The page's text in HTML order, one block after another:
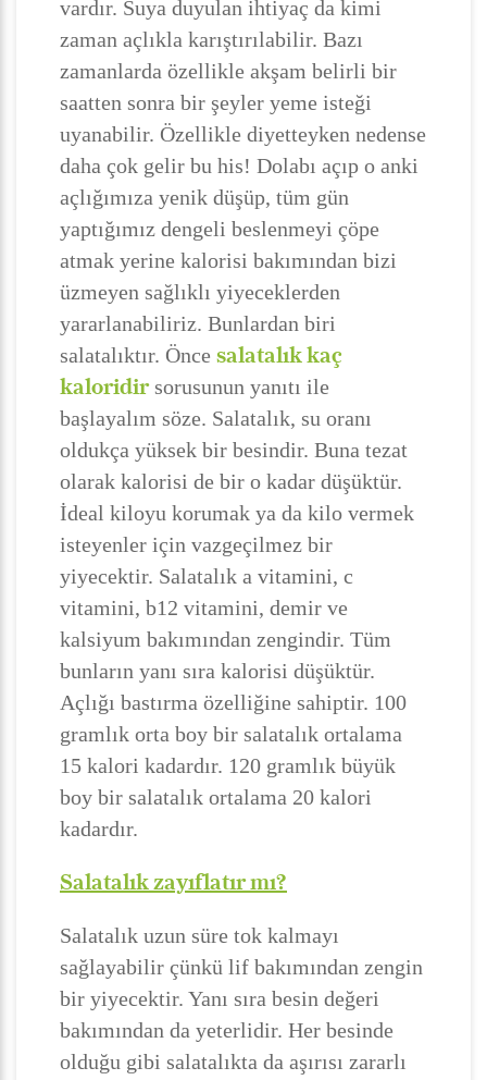
vardır. Suya duyulan ihtiyaç da kimi
zaman açlıkla karıştırılabilir. Bazı
zamanlarda özellikle akşam belirli bir
saatten sonra bir şeyler yeme isteği
uyanabilir. Özellikle diyetteyken nedense
daha çok gelir bu his! Dolabı açıp o anki
açlığımıza yenik düşüp, tüm gün
yaptığımız dengeli beslenmeyi çöpe
atmak yerine kalorisi bakımından bizi
üzmeyen sağlıklı yiyeceklerden
yararlanabiliriz. Bunlardan biri
salatalıktır. Önce salatalık kaç
kaloridirsorusunun yanıtı ile
başlayalım söze. Salatalık, su oranı
oldukça yüksek bir besindir. Buna tezat
olarak kalorisi de bir o kadar düşüktür.
İdeal kiloyu korumak ya da kilo vermek
isteyenler için vazgeçilmez bir
yiyecektir. Salatalık a vitamini, c
vitamini, b12 vitamini, demir ve
kalsiyum bakımından zengindir. Tüm
bunların yanı sıra kalorisi düşüktür.
Açlığı bastırma özelliğine sahiptir. 100
gramlık orta boy bir salatalık ortalama
15 kalori kadardır. 120 gramlık büyük
boy bir salatalık ortalama 20 kalori
kadardır.
Salatalık zayıflatır mı?
Salatalık uzun süre tok kalmayı
sağlayabilir çünkü lif bakımından zengin
bir yiyecektir. Yanı sıra besin değeri
bakımından da yeterlidir. Her besinde
olduğu gibi salatalıkta da aşırısı zararlı